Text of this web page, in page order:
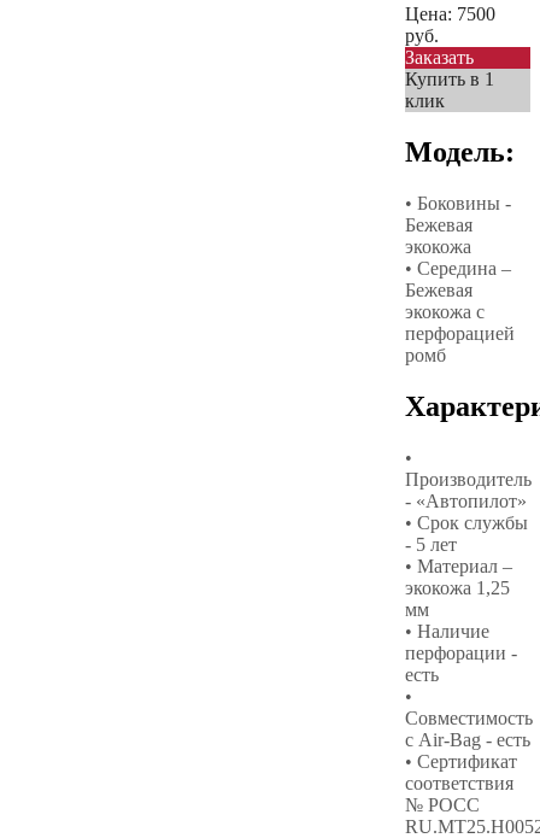
Цена: 7500
руб.
Заказать
Купить в 1
клик
Модель:
• Боковины -
Бежевая
экокожа
• Середина –
Бежевая
экокожа с
перфорацией
ромб
•
Производитель
- «Автопилот»
• Срок службы
- 5 лет
• Материал –
экокожа 1,25
мм
• Наличие
перфорации -
есть
•
Совместимость
с Air-Bag - есть
• Сертификат
соответствия
№ РОСС